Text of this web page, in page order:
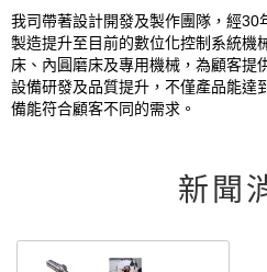
我司帶著設計開發及製作團隊，經30
製造提升至目前的數位化控制系統機
床、內圓磨床及專用機械，為顧客提
設備研發及品質提升，不僅產品能達
備能符合顧客不同的需求。
新聞